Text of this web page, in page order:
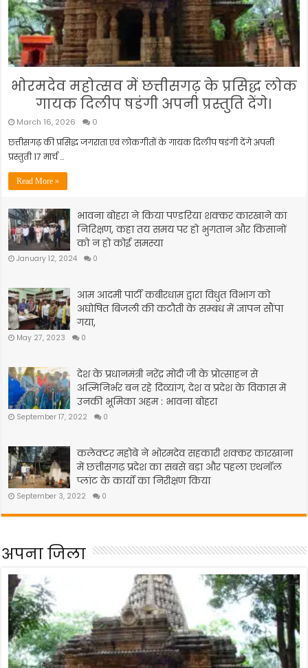
भोरमदेव महोत्सव में छत्तीसगढ़ के प्रसिद्ध लोक
गायक दिलीप षडंगी अपनी प्रस्तुति देंगे।
March 16, 2026 0
छत्तीसगढ़ की प्रसिद्ध जगराता एवं लोकगीतों के गायक दिलीप षडंगी देंगे अपनी
प्रस्तुती 17 मार्च …
Read More »
भावना बोहरा ने किया पण्डरिया शक्कर कारखाने का
निरिक्षण, कहा तय समय पर हो भुगतान और किसानों
को न हो कोई समस्या
January 12, 2024 0
आम आदमी पार्टी कबीरधाम द्वारा विधुत विभाग को
अघोषित बिजली की कटौती के सम्बंध में ज्ञापन सौंपा
गया,
May 27, 2023 0
देश के प्रधानमंत्री नरेंद्र मोदी जी के प्रोत्साहन से
अत्मिनिर्भर बन रहे दिव्यांग, देश व प्रदेश के विकास में
उनकी भूमिका अहम : भावना बोहरा
September 17, 2022 0
कलेक्टर महोबे ने भोरमदेव सहकारी शक्कर कारखाना
में छत्तीसगढ़ प्रदेश का सबसे बड़ा और पहला एथनॉल
प्लांट के कार्यो का निरीक्षण किया
September 3, 2022 0
अपना जिला